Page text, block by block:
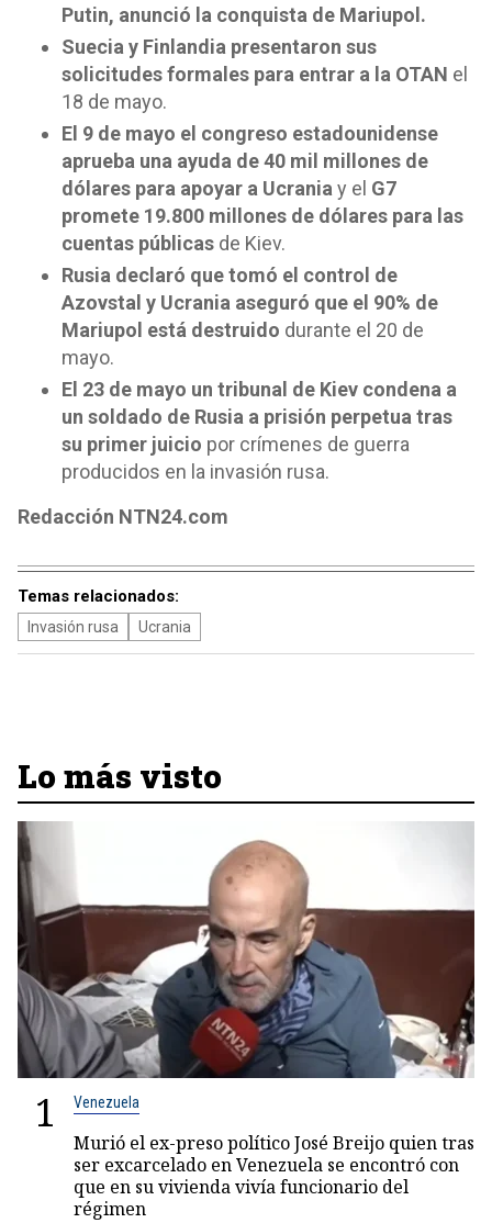
Putin, anunció la conquista de Mariupol.
Suecia y Finlandia presentaron sus
solicitudes formales para entrar a la OTAN el
18 de mayo.
El 9 de mayo el congreso estadounidense
aprueba una ayuda de 40 mil millones de
dólares para apoyar a Ucrania y el G7
promete 19.800 millones de dólares para las
cuentas públicas de Kiev.
Rusia declaró que tomó el control de
Azovstal y Ucrania aseguró que el 90% de
Mariupol está destruido durante el 20 de
mayo.
El 23 de mayo un tribunal de Kiev condena a
un soldado de Rusia a prisión perpetua tras
su primer juicio por crímenes de guerra
producidos en la invasión rusa.
Redacción NTN24.com
Temas relacionados:
Invasión rusa Ucrania
Lo más visto
1 Venezuela
Murió el ex-preso político José Breijo quien tras
ser excarcelado en Venezuela se encontró con
que en su vivienda vivía funcionario del
régimen